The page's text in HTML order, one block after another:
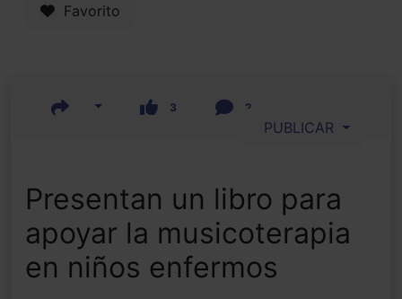
Favorito
3 2
PUBLICAR
Presentan un libro para
apoyar la musicoterapia
en niños enfermos